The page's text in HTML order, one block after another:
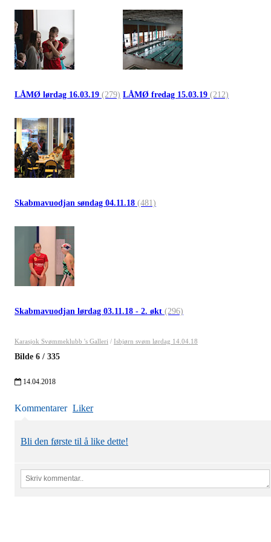
LÅMØ lørdag 16.03.19 (279) LÅMØ fredag 15.03.19 (212)
Skabmavuodjan søndag 04.11.18 (481)
Skabmavuodjan lørdag 03.11.18 - 2. økt (296)
Karasjok Svømmeklubb 's Galleri / Isbjørn svøm lørdag 14.04.18
Bilde 6 / 335
14.04.2018
Kommentarer Liker
Bli den første til å like dette!